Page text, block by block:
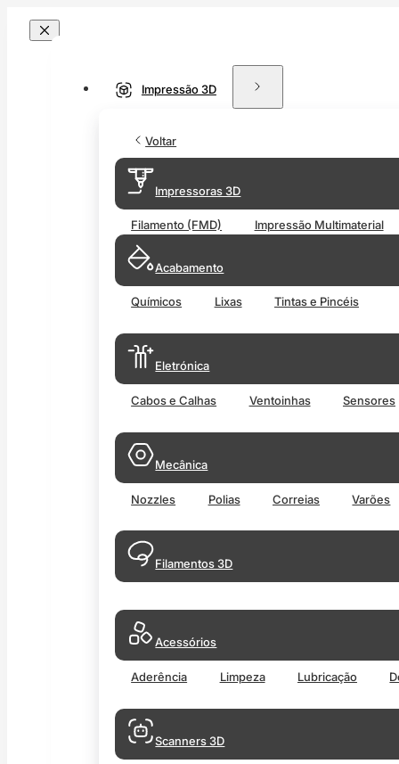
Impressão 3D
Voltar
Impressoras 3D
Filamento (FMD) Impressão Multimaterial
Acabamento
Químicos Lixas Tintas e Pincéis
Eletrónica
Cabos e Calhas Ventoinhas Sensores
Mecânica
Nozzles Polias Correias Varões
Filamentos 3D
Acessórios
Aderência Limpeza Lubricação
Scanners 3D